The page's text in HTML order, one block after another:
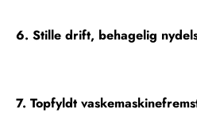
6. Stille drift, behagelig
7. Topfyldt